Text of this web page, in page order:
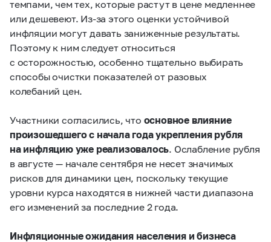
темпами, чем тех, которые растут в цене медленнее
или дешевеют. Из-за этого оценки устойчивой
инфляции могут давать заниженные результаты.
Поэтому к ним следует относиться
с осторожностью, особенно тщательно выбирать
способы очистки показателей от разовых
колебаний цен.
Участники согласились, что основное влияние
произошедшего с начала года укрепления рубля
на инфляцию уже реализовалось. Ослабление рубля
в августе — начале сентября не несет значимых
рисков для динамики цен, поскольку текущие
уровни курса находятся в нижней части диапазона
его изменений за последние 2 года.
Инфляционные ожидания населения и бизнеса